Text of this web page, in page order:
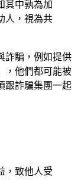
其中孰為加
人，視為共
詐騙，例如提供
，他們都可能被
跟詐騙集團一起
，致他人受